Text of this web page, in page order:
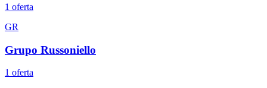
1 oferta
GR
Grupo Russoniello
1 oferta